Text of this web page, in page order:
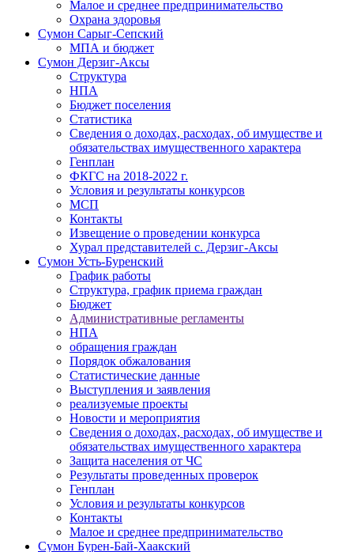
Малое и среднее предпринимательство
Охрана здоровья
Сумон Сарыг-Сепский
МПА и бюджет
Сумон Дерзиг-Аксы
Структура
НПА
Бюджет поселения
Статистика
Сведения о доходах, расходах, об имуществе и
обязательствах имущественного характера
Генплан
ФКГС на 2018-2022 г.
Условия и результаты конкурсов
МСП
Контакты
Извещение о проведении конкурса
Хурал представителей с. Дерзиг-Аксы
Сумон Усть-Буренский
График работы
Структура, график приема граждан
Бюджет
Административные регламенты
НПА
обращения граждан
Порядок обжалования
Статистические данные
Выступления и заявления
реализуемые проекты
Новости и мероприятия
Сведения о доходах, расходах, об имуществе и
обязательствах имущественного характера
Защита населения от ЧС
Результаты проведенных проверок
Генплан
Условия и результаты конкурсов
Контакты
Малое и среднее предпринимательство
Сумон Бурен-Бай-Хаакский